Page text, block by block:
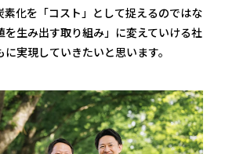
素化を「コスト」として捉えるのではな
を生み出す取り組み」に変えていける社
実現していきたいと思います。